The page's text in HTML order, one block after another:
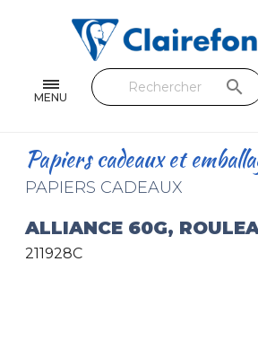
MENU
Feuilles & Copies
Beaux-arts & Dessin
Loisirs créatifs
Cuir & trousses
search
Papiers cadeaux et
PAPIERS CADEAUX
ALLIANCE 60G,
211928C